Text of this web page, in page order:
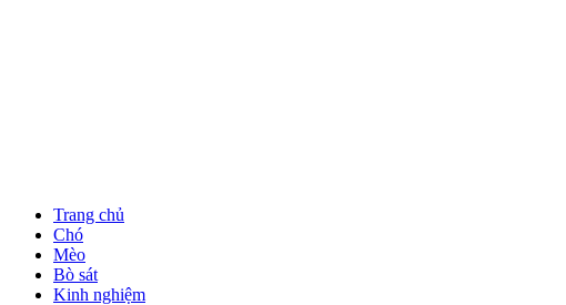
Trang chủ
Chó
Mèo
Bò sát
Kinh nghiệm